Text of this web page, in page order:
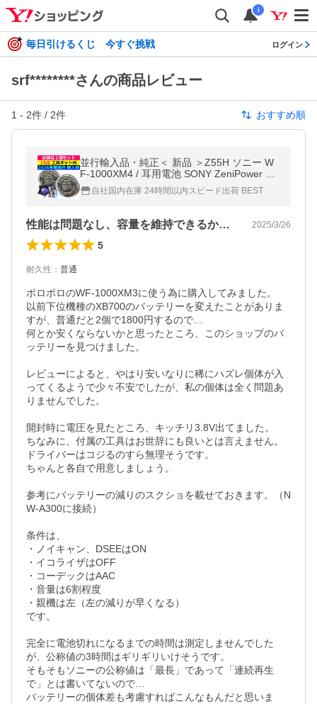
i
毎日引けるくじ 今すぐ挑戦 ログイン
srf********さんの商品レビュー
1 - 2件 / 2件 おすすめ順
並行輸入品・純正＜ 新品 ＞Z55H ソニー W
F-1000XM4 / 耳用電池 SONY ZeniPower 電
圧制限:3.85V
自社国内在庫 24時間以内スピード出荷 BEST
性能は問題なし、容量を維持できるか期待 2025/3/26
5
耐久性 ： 普通
ボロボロのWF-1000XM3に使う為に購入してみました。
以前下位機種のXB700のバッテリーを変えたことがありま
すが、普通だと2個で1800円するので…
何とか安くならないかと思ったところ、このショップのバ
ッテリーを見つけました。
レビューによると、やはり安いなりに稀にハズレ個体が入
ってくるようで少々不安でしたが、私の個体は全く問題あ
りませんでした。
開封時に電圧を見たところ、キッチリ3.8V出てました。
ちなみに、付属の工具はお世辞にも良いとは言えません。
ドライバーはコジるのすら無理そうです。
ちゃんと各自で用意しましょう。
参考にバッテリーの減りのスクショを載せておきます。（N
W-A300に接続）
条件は、
・ノイキャン、DSEEはON
・イコライザはOFF
・コーデックはAAC
・音量は6割程度
・親機は左（左の減りが早くなる）
です。
完全に電池切れになるまでの時間は測定しませんでした
が、公称値の3時間はギリギリいけそうです。
そもそもソニーの公称値は「最長」であって「連続再生
で」とは書いてないので…
バッテリーの個体差も考慮すればこんなもんだと思いま